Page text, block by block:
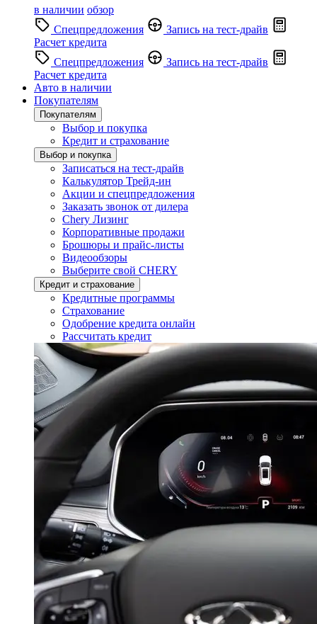
в наличии обзор
Спецпредложения
Запись на тест-драйв
Расчет кредита
Спецпредложения
Запись на тест-драйв
Расчет кредита
Авто в наличии
Покупателям
Покупателям
Выбор и покупка
Кредит и страхование
Выбор и покупка
Записаться на тест-драйв
Калькулятор Трейд-ин
Акции и спецпредложения
Заказать звонок от дилера
Chery Лизинг
Корпоративные продажи
Брошюры и прайс-листы
Видеообзоры
Выберите свой CHERY
Кредит и страхование
Кредитные программы
Страхование
Одобрение кредита онлайн
Рассчитать кредит